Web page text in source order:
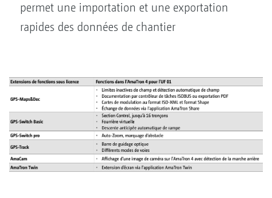
permet une importation et une exportation
rapides des données de chantier